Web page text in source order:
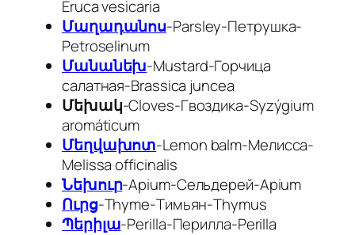
Eruca vesicaria
Մաղադանոս-Parsley-Петрушка-
Petroselinum
Մանանեխ-Mustard-Горчица
салатная-Brassica juncea
Մեխակ-Cloves-Гвоздика-Syzýgium
aromáticum
Մեղվախոտ-Lemon balm-Мелисса-
Melissa officinalis
Նեխուր-Apium-Cельдерей-Apium
Ուրց-Thyme-Тимьян-Thymus
Պերիլա-Perilla-Перилла-Perilla